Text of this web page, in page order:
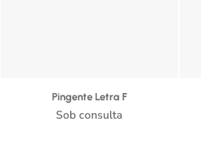
Pingente Letra F
Sob consulta